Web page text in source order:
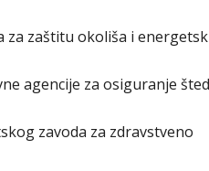
za zaštitu okoliša i
agencije za osiguranje
zavoda za zdravstveno